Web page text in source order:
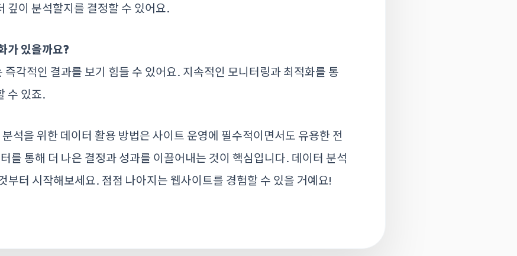
깊이 분석할지를 결정할 수 있어요.
가 있을까요?
즉각적인 결과를 보기 힘들 수 있어요. 지속적인 모니터링과 최적화를 통
수 있죠.
분석을 위한 데이터 활용 방법은 사이트 운영에 필수적이면서도 유용한 전
를 통해 더 나은 결정과 성과를 이끌어내는 것이 핵심입니다. 데이터 분석
부터 시작해보세요. 점점 나아지는 웹사이트를 경험할 수 있을 거예요!